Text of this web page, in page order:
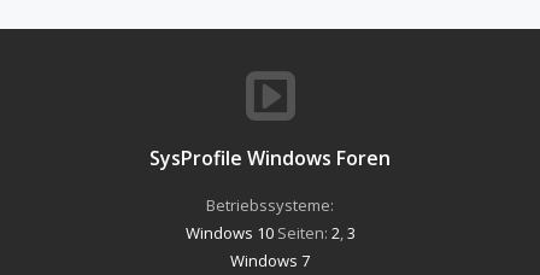
SysProfile Windows Foren
Betriebssysteme:
Windows 10Seiten: 2 3
Windows 7